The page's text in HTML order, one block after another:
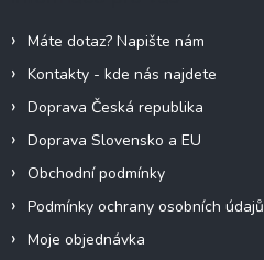
Máte dotaz? Napište nám
Kontakty - kde nás najdete
Doprava Česká republika
Doprava Slovensko a EU
Obchodní podmínky
Podmínky ochrany osobních údajů
Moje objednávka